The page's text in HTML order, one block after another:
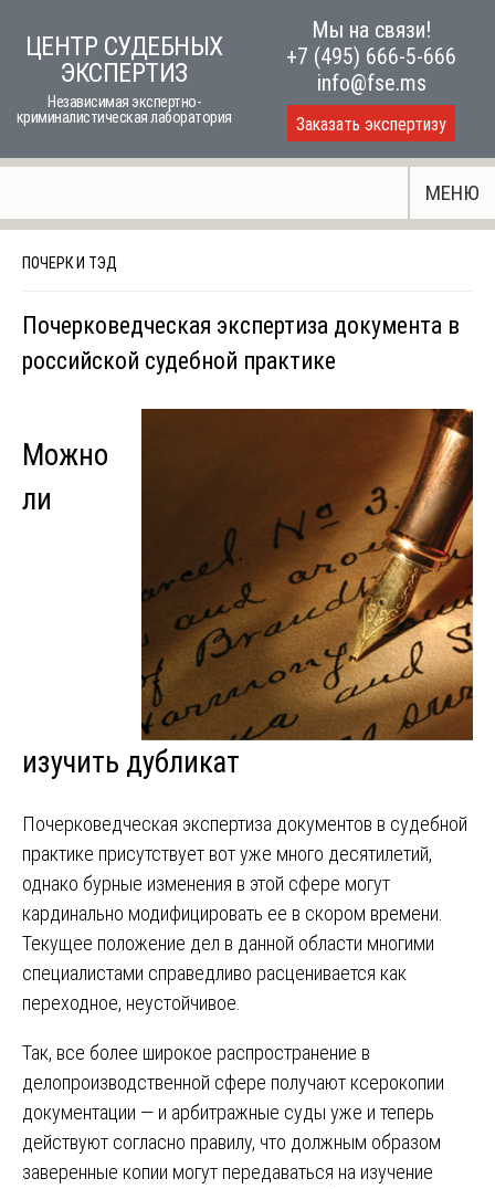
ЦЕНТР СУДЕБНЫХ
ЭКСПЕРТИЗ
Независимая экспертно-
криминалистическая лаборатория
Мы на связи!
+7 (495) 666-5-666
info@fse.ms
Заказать экспертизу
МЕНЮ
ПОЧЕРК И ТЭД
Почерковедческая экспертиза документа в
российской судебной практике
Можно
ли
изучить дубликат
Почерковедческая экспертиза документов в судебной
практике присутствует вот уже много десятилетий,
однако бурные изменения в этой сфере могут
кардинально модифицировать ее в скором времени.
Текущее положение дел в данной области многими
специалистами справедливо расценивается как
переходное, неустойчивое.
Так, все более широкое распространение в
делопроизводственной сфере получают ксерокопии
документации — и арбитражные суды уже и теперь
действуют согласно правилу, что должным образом
заверенные копии могут передаваться на изучение